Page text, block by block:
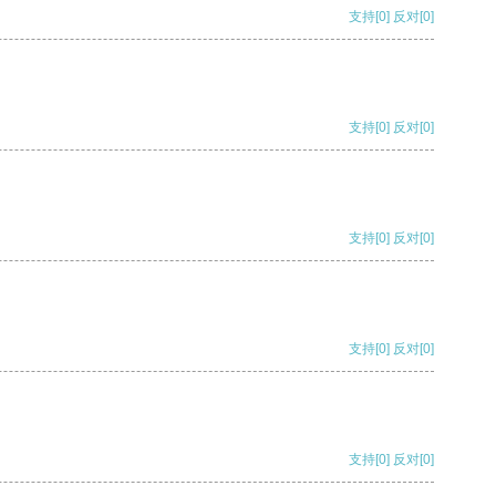
支持[0] 反对[0]
支持[0] 反对[0]
支持[0] 反对[0]
支持[0] 反对[0]
支持[0] 反对[0]